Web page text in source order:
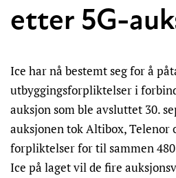
etter 5G-
Ice har nå bestemt seg for å
utbyggingsforpliktelser i
auksjon som ble avsluttet 30.
auksjonen tok Altibox, Telenor
forpliktelser for til sammen
Ice på laget vil de fire